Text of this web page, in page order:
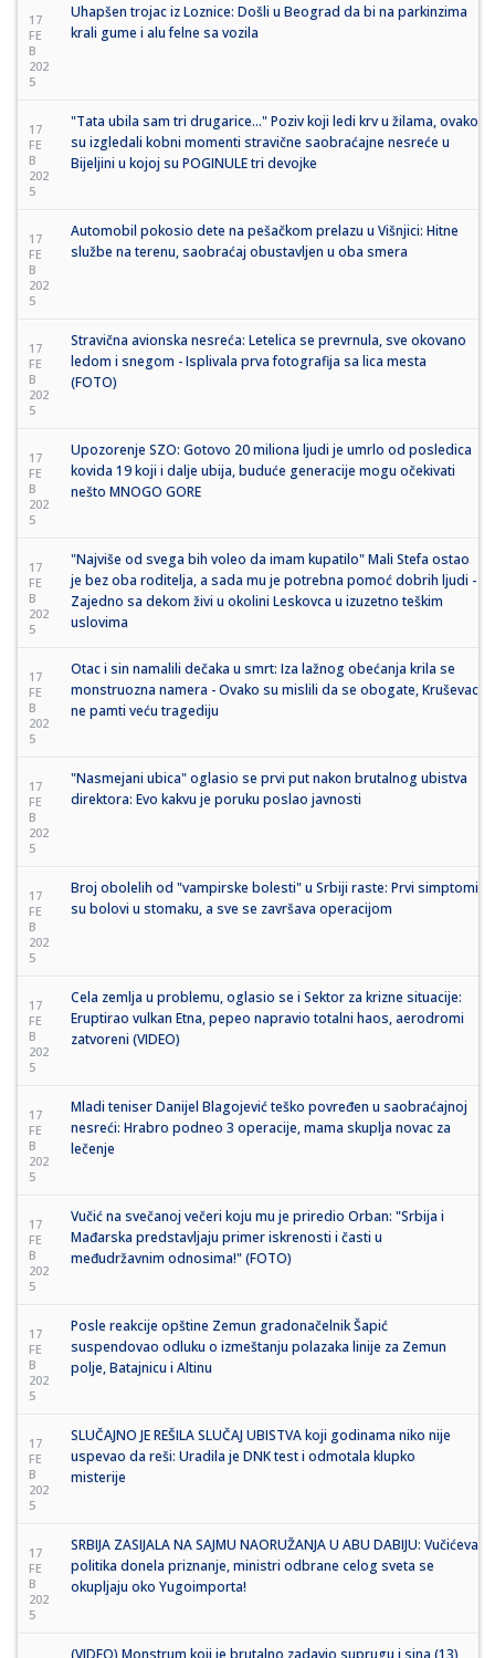
17
FE
B
202
5
Uhapšen trojac iz Loznice: Došli u Beograd da bi na parkinzima
krali gume i alu felne sa vozila
17
FE
B
202
5
"Tata ubila sam tri drugarice..." Poziv koji ledi krv u žilama, ovako
su izgledali kobni momenti stravične saobraćajne nesreće u
Bijeljini u kojoj su POGINULE tri devojke
17
FE
B
202
5
Automobil pokosio dete na pešačkom prelazu u Višnjici: Hitne
službe na terenu, saobraćaj obustavljen u oba smera
17
FE
B
202
5
Stravična avionska nesreća: Letelica se prevrnula, sve okovano
ledom i snegom - Isplivala prva fotografija sa lica mesta
(FOTO)
17
FE
B
202
5
Upozorenje SZO: Gotovo 20 miliona ljudi je umrlo od posledica
kovida 19 koji i dalje ubija, buduće generacije mogu očekivati
nešto MNOGO GORE
17
FE
B
202
5
"Najviše od svega bih voleo da imam kupatilo" Mali Stefa ostao
je bez oba roditelja, a sada mu je potrebna pomoć dobrih ljudi -
Zajedno sa dekom živi u okolini Leskovca u izuzetno teškim
uslovima
17
FE
B
202
5
Otac i sin namalili dečaka u smrt: Iza lažnog obećanja krila se
monstruozna namera - Ovako su mislili da se obogate, Kruševac
ne pamti veću tragediju
17
FE
B
202
5
"Nasmejani ubica" oglasio se prvi put nakon brutalnog ubistva
direktora: Evo kakvu je poruku poslao javnosti
17
FE
B
202
5
Broj obolelih od "vampirske bolesti" u Srbiji raste: Prvi simptomi
su bolovi u stomaku, a sve se završava operacijom
17
FE
B
202
5
Cela zemlja u problemu, oglasio se i Sektor za krizne situacije:
Eruptirao vulkan Etna, pepeo napravio totalni haos, aerodromi
zatvoreni (VIDEO)
17
FE
B
202
5
Mladi teniser Danijel Blagojević teško povređen u saobraćajnoj
nesreći: Hrabro podneo 3 operacije, mama skuplja novac za
lečenje
17
FE
B
202
5
Vučić na svečanoj večeri koju mu je priredio Orban: "Srbija i
Mađarska predstavljaju primer iskrenosti i časti u
međudržavnim odnosima!" (FOTO)
17
FE
B
202
5
Posle reakcije opštine Zemun gradonačelnik Šapić
suspendovao odluku o izmeštanju polazaka linije za Zemun
polje, Batajnicu i Altinu
17
FE
B
202
5
SLUČAJNO JE REŠILA SLUČAJ UBISTVA koji godinama niko nije
uspevao da reši: Uradila je DNK test i odmotala klupko
misterije
17
FE
B
202
5
SRBIJA ZASIJALA NA SAJMU NAORUŽANJA U ABU DABIJU: Vučićeva
politika donela priznanje, ministri odbrane celog sveta se
okupljaju oko Yugoimporta!
(VIDEO) Monstrum koji je brutalno zadavio suprugu i sina (13)